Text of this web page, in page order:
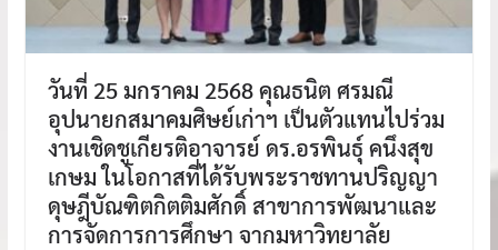
วันที่ 25 มกราคม 2568 คุณธนิต ศรมณี
อุปนายกสมาคมศิษย์เก่าฯ เป็นตัวแทนไปร่วม
งานเชิดชูเกียรติอาจารย์ ดร.อรพินธุ์ คนึงสุข
เกษม ในโอกาสที่ได้รับพระราชทานปริญญา
ดุษฎีบัณฑิตกิตติมศักดิ์ สาขาการพัฒนาและ
การจัดการการศึกษา จากมหาวิทยาลัย